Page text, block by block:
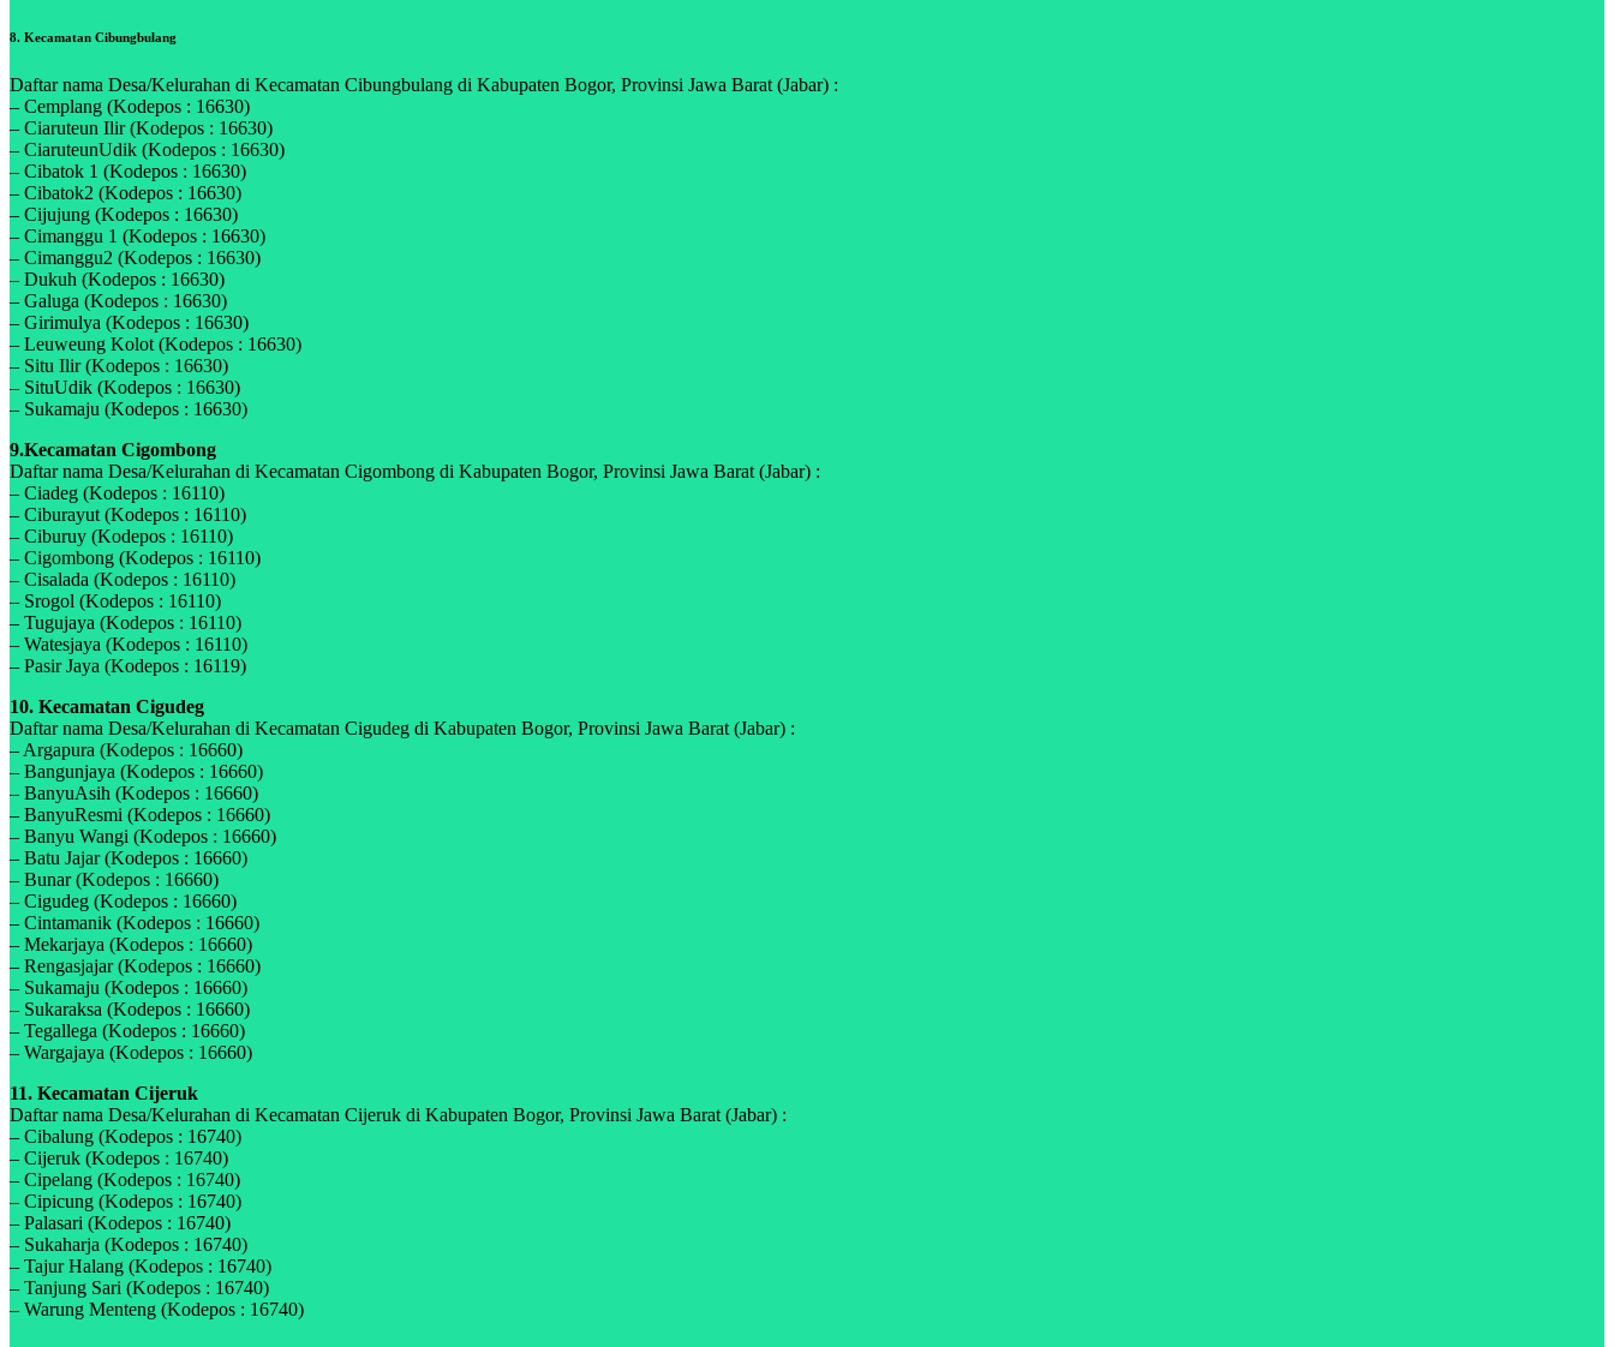
8. Kecamatan Cibungbulang
Daftar nama Desa/Kelurahan di Kecamatan Cibungbulang di Kabupaten Bogor, Provinsi Jawa Barat (Jabar) :
– Cemplang (Kodepos : 16630)
– Ciaruteun Ilir (Kodepos : 16630)
– CiaruteunUdik (Kodepos : 16630)
– Cibatok 1 (Kodepos : 16630)
– Cibatok2 (Kodepos : 16630)
– Cijujung (Kodepos : 16630)
– Cimanggu 1 (Kodepos : 16630)
– Cimanggu2 (Kodepos : 16630)
– Dukuh (Kodepos : 16630)
– Galuga (Kodepos : 16630)
– Girimulya (Kodepos : 16630)
– Leuweung Kolot (Kodepos : 16630)
– Situ Ilir (Kodepos : 16630)
– SituUdik (Kodepos : 16630)
– Sukamaju (Kodepos : 16630)
9.Kecamatan Cigombong
Daftar nama Desa/Kelurahan di Kecamatan Cigombong di Kabupaten Bogor, Provinsi Jawa Barat (Jabar) :
– Ciadeg (Kodepos : 16110)
– Ciburayut (Kodepos : 16110)
– Ciburuy (Kodepos : 16110)
– Cigombong (Kodepos : 16110)
– Cisalada (Kodepos : 16110)
– Srogol (Kodepos : 16110)
– Tugujaya (Kodepos : 16110)
– Watesjaya (Kodepos : 16110)
– Pasir Jaya (Kodepos : 16119)
10. Kecamatan Cigudeg
Daftar nama Desa/Kelurahan di Kecamatan Cigudeg di Kabupaten Bogor, Provinsi Jawa Barat (Jabar) :
– Argapura (Kodepos : 16660)
– Bangunjaya (Kodepos : 16660)
– BanyuAsih (Kodepos : 16660)
– BanyuResmi (Kodepos : 16660)
– Banyu Wangi (Kodepos : 16660)
– Batu Jajar (Kodepos : 16660)
– Bunar (Kodepos : 16660)
– Cigudeg (Kodepos : 16660)
– Cintamanik (Kodepos : 16660)
– Mekarjaya (Kodepos : 16660)
– Rengasjajar (Kodepos : 16660)
– Sukamaju (Kodepos : 16660)
– Sukaraksa (Kodepos : 16660)
– Tegallega (Kodepos : 16660)
– Wargajaya (Kodepos : 16660)
11. Kecamatan Cijeruk
Daftar nama Desa/Kelurahan di Kecamatan Cijeruk di Kabupaten Bogor, Provinsi Jawa Barat (Jabar) :
– Cibalung (Kodepos : 16740)
– Cijeruk (Kodepos : 16740)
– Cipelang (Kodepos : 16740)
– Cipicung (Kodepos : 16740)
– Palasari (Kodepos : 16740)
– Sukaharja (Kodepos : 16740)
– Tajur Halang (Kodepos : 16740)
– Tanjung Sari (Kodepos : 16740)
– Warung Menteng (Kodepos : 16740)